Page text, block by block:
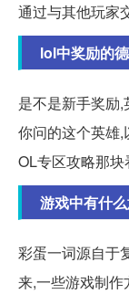
通过与其他玩家
lol中奖励的
是不是新手奖励
你问的这个英雄
OL专区攻略那块
游戏中有什
彩蛋一词源自于
来,一些游戏制